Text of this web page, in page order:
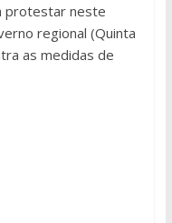
protestar neste
regional (Quinta
as medidas de